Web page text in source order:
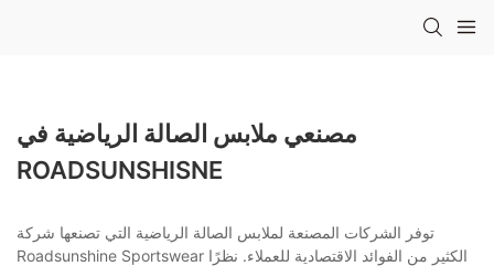
مصنعي ملابس الصالة الرياضية في
ROADSUNSHISNE
توفر الشركات المصنعة لملابس الصالة الرياضية التي تصنعها شركة
Roadsunshine Sportswear الكثير من الفوائد الاقتصادية للعملاء. نظرًا